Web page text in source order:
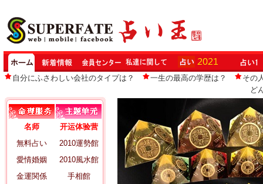
自分にふさわしい会社のタイプは？ 一生の最高の学歴は？
その
ど
名师
無料占い
愛情婚姻
金運関係
开运体验营
2010運勢館
2010風水館
手相館